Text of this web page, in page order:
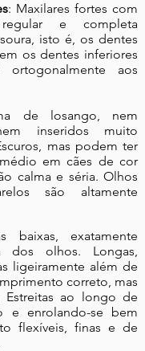
: Maxilares fortes com
e completa
isto é, os dentes
os dentes inferiores
aos
de losango, nem
inseridos muito
mas podem ter
em cães de cor
calma e séria. Olhos
são altamente
baixas, exatamente
dos olhos. Longas,
ligeiramente além de
correto, mas
Estreitas ao longo de
e enrolando-se bem
flexíveis, finas e de